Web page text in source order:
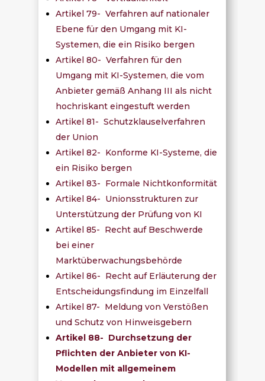
Artikel 79- Verfahren auf nationaler
Ebene für den Umgang mit KI-
Systemen, die ein Risiko bergen
Artikel 80- Verfahren für den
Umgang mit KI-Systemen, die vom
Anbieter gemäß Anhang III als nicht
hochriskant eingestuft werden
Artikel 81- Schutzklauselverfahren
der Union
Artikel 82- Konforme KI-Systeme, die
ein Risiko bergen
Artikel 83- Formale Nichtkonformität
Artikel 84- Unionsstrukturen zur
Unterstützung der Prüfung von KI
Artikel 85- Recht auf Beschwerde
bei einer
Marktüberwachungsbehörde
Artikel 86- Recht auf Erläuterung der
Entscheidungsfindung im Einzelfall
Artikel 87- Meldung von Verstößen
und Schutz von Hinweisgebern
Artikel 88- Durchsetzung der
Pflichten der Anbieter von KI-
Modellen mit allgemeinem